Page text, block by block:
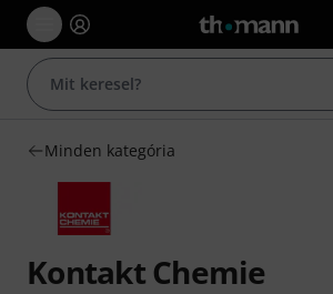
Minden kategória
Kontakt Chemie